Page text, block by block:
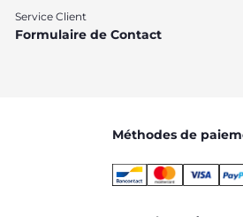
accompagne l’enfant jusqu’à 4 ans.
bébé.
premiers mois de vie.
Service Client
Formulaire de Contact
Méthodes de